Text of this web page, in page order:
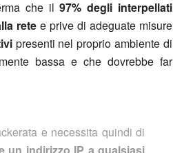
che il97% degli interpellati
rete e prive di adeguate misure
presenti nel proprio ambiente di
bassa e che dovrebbe far
e necessita quindi di